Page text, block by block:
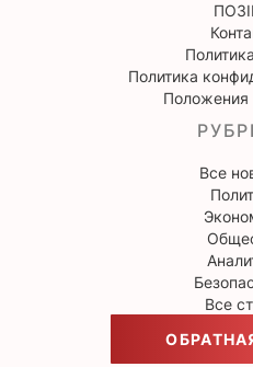
Политика
Положения
Все
Все